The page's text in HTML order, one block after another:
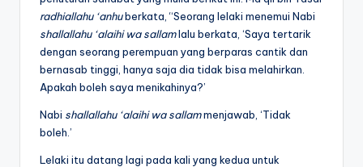
radhiallahu ‘anhuberkata, “Seorang lelaki menemui Nabi
shallallahu ‘alaihi wa sallamlalu berkata, ‘Saya tertarik
dengan seorang perempuan yang berparas cantik dan
bernasab tinggi, hanya saja dia tidak bisa melahirkan.
Apakah boleh saya menikahinya?’
Nabi shallallahu ‘alaihi wa sallammenjawab, ‘Tidak
boleh.’
Lelaki itu datang lagi pada kali yang kedua untuk